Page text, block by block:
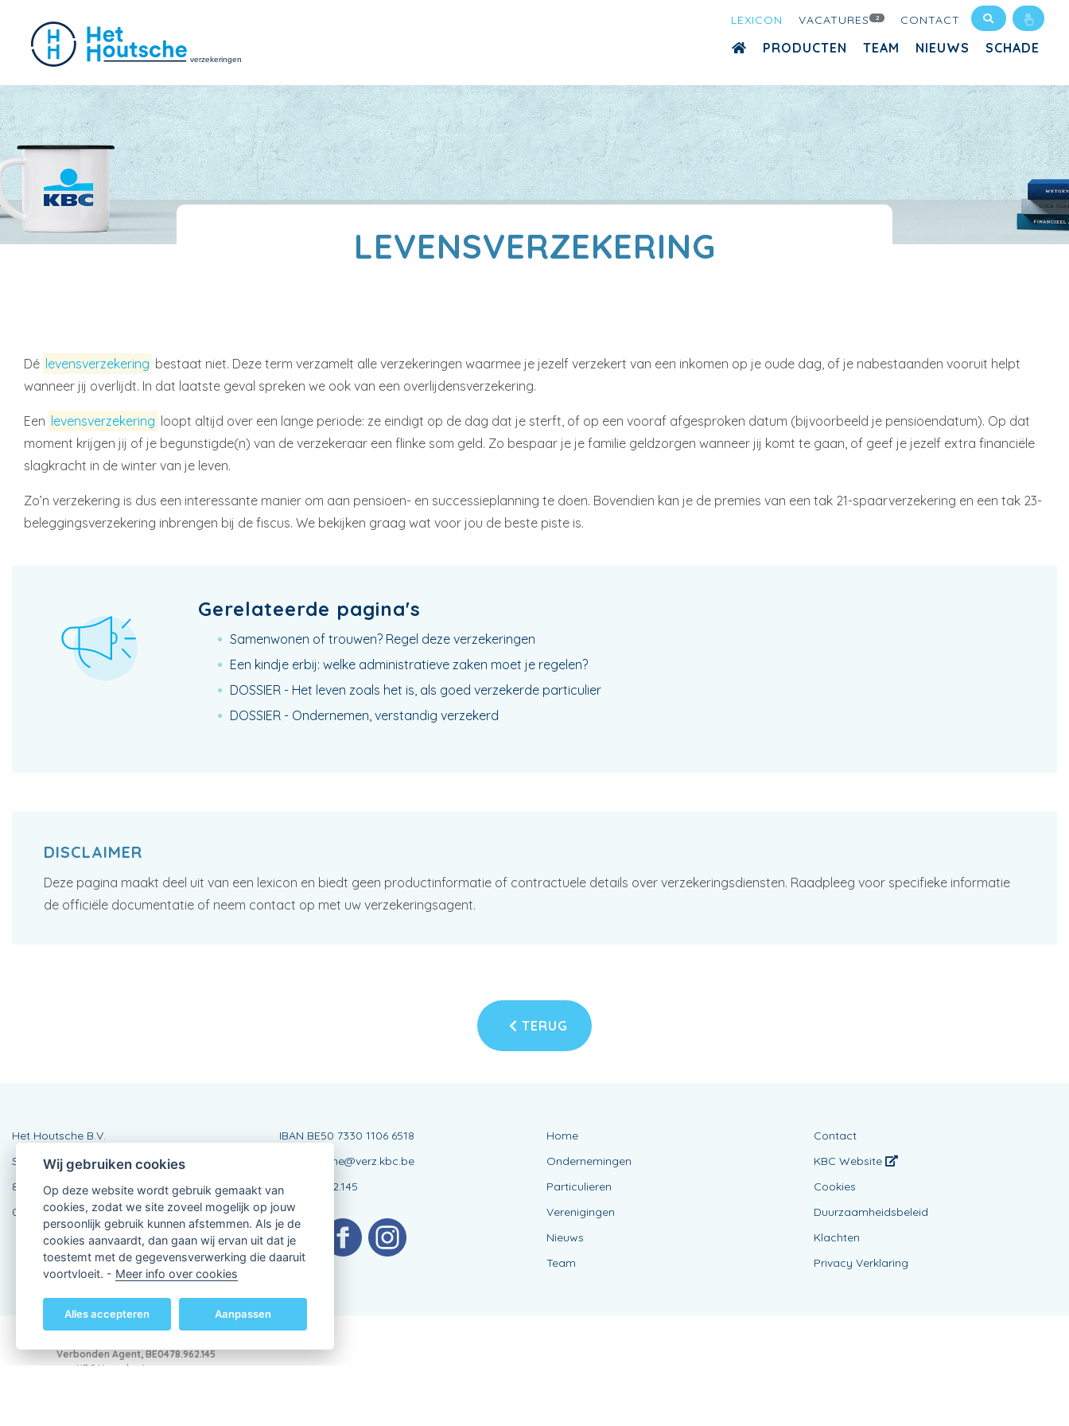
LEXICON VACATURES 2 CONTACT
PRODUCTEN TEAM NIEUWS SCHADE
LEVENSVERZEKERING
Dé levensverzekering bestaat niet. Deze term verzamelt alle verzekeringen waarmee je jezelf verzekert van een inkomen op je oude dag, of je nabestaanden vooruit helpt
wanneer jij overlijdt. In dat laatste geval spreken we ook van een overlijdensverzekering.
Een levensverzekering loopt altijd over een lange periode: ze eindigt op de dag dat je sterft, of op een vooraf afgesproken datum (bijvoorbeeld je pensioendatum). Op dat
moment krijgen jij of je begunstigde(n) van de verzekeraar een flinke som geld. Zo bespaar je je familie geldzorgen wanneer jij komt te gaan, of geef je jezelf extra financiële
slagkracht in de winter van je leven.
Zo’n verzekering is dus een interessante manier om aan pensioen- en successieplanning te doen. Bovendien kan je de premies van een tak 21-spaarverzekering en een tak 23-
beleggingsverzekering inbrengen bij de fiscus. We bekijken graag wat voor jou de beste piste is.
Gerelateerde pagina's
Samenwonen of trouwen? Regel deze verzekeringen
Een kindje erbij: welke administratieve zaken moet je regelen?
DOSSIER - Het leven zoals het is, als goed verzekerde particulier
DOSSIER - Ondernemen, verstandig verzekerd
DISCLAIMER
Deze pagina maakt deel uit van een lexicon en biedt geen productinformatie of contractuele details over verzekeringsdiensten. Raadpleeg voor specifieke informatie
de officiële documentatie of neem contact op met uw verzekeringsagent.
TERUG
Het Houtsche B.V.
Stationsstraat 24
8210 Loppem
050 84 19 41
IBAN BE50 7330 1106 6518
hethoutsche@verz.kbc.be
BE0478.962.145
Home
Ondernemingen
Particulieren
Verenigingen
Nieuws
Team
Contact
KBC Website
Cookies
Duurzaamheidsbeleid
Klachten
Privacy Verklaring
Verbonden Agent, BE0478.962.145
van KBC Verzekeringen nv
Wij gebruiken cookies
Op deze website wordt gebruik gemaakt van
cookies, zodat we site zoveel mogelijk op jouw
persoonlijk gebruik kunnen afstemmen. Als je de
cookies aanvaardt, dan gaan wij ervan uit dat je
toestemt met de gegevensverwerking die daaruit
voortvloeit. - Meer info over cookies
Alles accepteren Aanpassen